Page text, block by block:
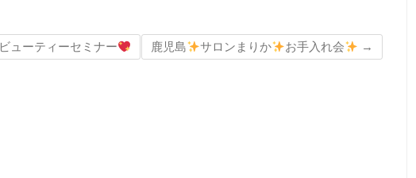
ビューティーセミナー 鹿児島 サロンまりか お手入れ会 →